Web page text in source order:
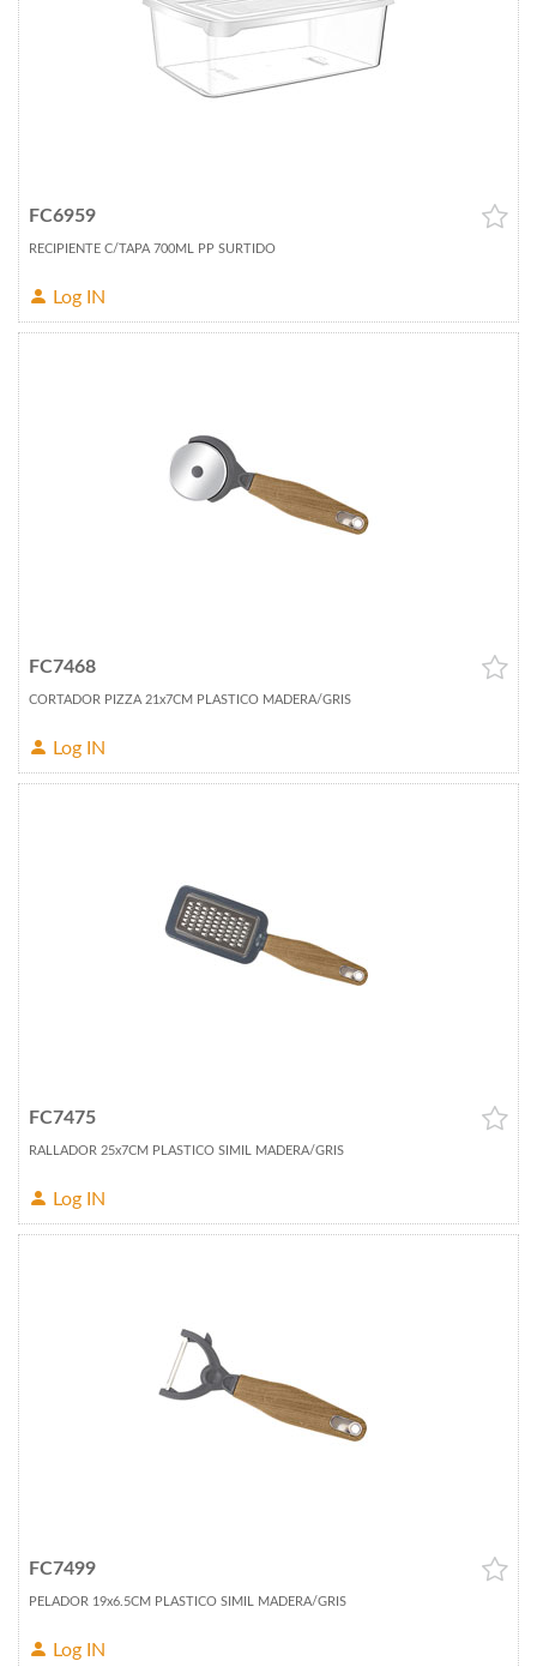
FC6959
RECIPIENTE C/TAPA 700ML PP SURTIDO
Log IN
FC7468
CORTADOR PIZZA 21x7CM PLASTICO MADERA/GRIS
Log IN
FC7475
RALLADOR 25x7CM PLASTICO SIMIL MADERA/GRIS
Log IN
FC7499
PELADOR 19x6.5CM PLASTICO SIMIL MADERA/GRIS
Log IN